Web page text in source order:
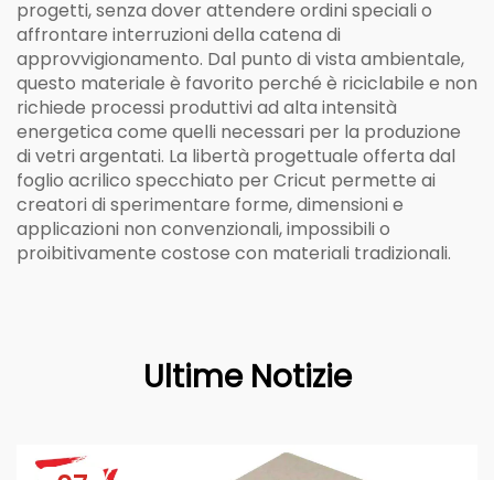
progetti, senza dover attendere ordini speciali o
affrontare interruzioni della catena di
approvvigionamento. Dal punto di vista ambientale,
questo materiale è favorito perché è riciclabile e non
richiede processi produttivi ad alta intensità
energetica come quelli necessari per la produzione
di vetri argentati. La libertà progettuale offerta dal
foglio acrilico specchiato per Cricut permette ai
creatori di sperimentare forme, dimensioni e
applicazioni non convenzionali, impossibili o
proibitivamente costose con materiali tradizionali.
Ultime Notizie